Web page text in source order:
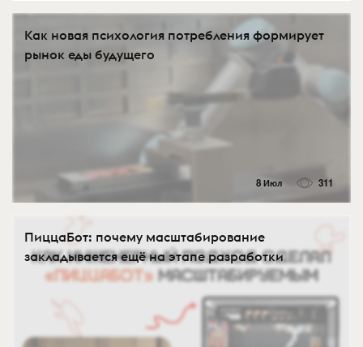
Как новая психология потребления формирует
рынок еды будущего
8 Июл 311
ПиццаБот: почему масштабирование
закладывается ещё на этапе разработки